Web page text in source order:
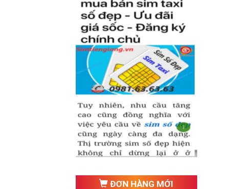
ĐƠN HÀNG MỚI